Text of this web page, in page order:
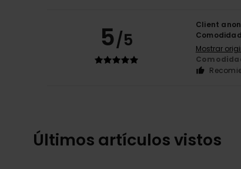
5/5
Client
Mostrar
Últimos artículos vistos